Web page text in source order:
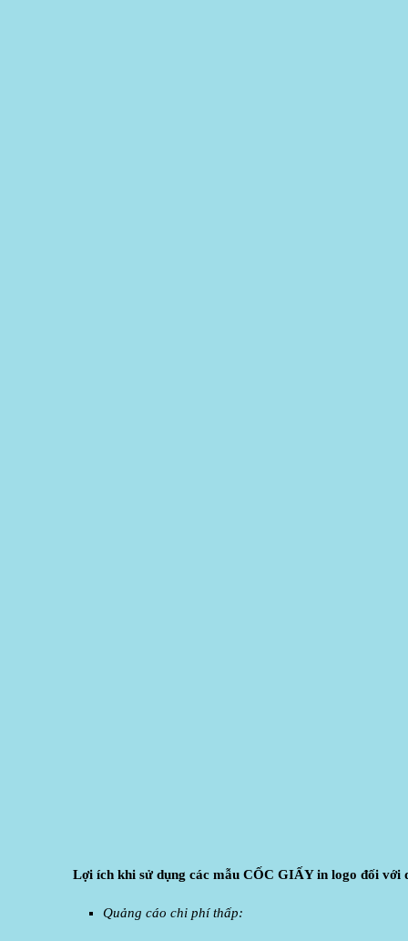
Lợi ích khi sử dụng các mẫu CỐC GIẤY in logo đối với
Quảng cáo chi phí thấp: